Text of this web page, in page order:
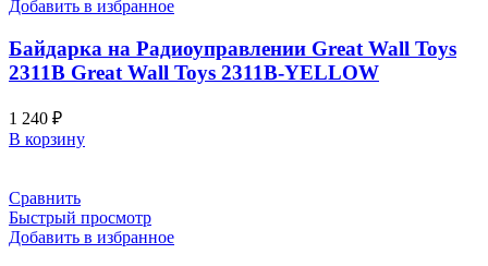
Добавить в избранное
Байдарка на Радиоуправлении Great Wall Toys
2311B Great Wall Toys 2311B-YELLOW
1 240 ₽
В корзину
Сравнить
Быстрый просмотр
Добавить в избранное